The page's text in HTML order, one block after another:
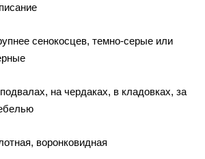
сенокосцев, темно-серые или
на чердаках, в кладовках, за
воронковидная